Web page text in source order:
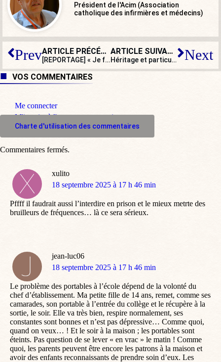
Président de l'Acim (Association
catholique des infirmières et médecins)
Prev ARTICLE PRÉCÉDENT
[REPORTAGE] « Je fais ça pour mes enfants ! » : les Anglais disent non à l’immigration
ARTICLE SUIVANT
Héritage et particule : quand les nobles sont accusés d’ Next
VOS COMMENTAIRES
Me connecter
M'inscrire à l'espace commentaire
Charte d'utilisation des commentaires
xulito
dit
18 septembre 2025 à 17 h 46 min
Pffff il faudrait aussi l’interdire en prison et le mieux metrte des
bruilleurs de fréquences… là ce sera sérieux.
jean-luc06
dit
18 septembre 2025 à 17 h 46 min
Le problème des portables à l’école dépend de la volonté du
chef d’établissement. Ma petite fille de 14 ans, remet, comme ses
camarades, son portable à l’entrée du collège et le récupère à la
sortie, le soir. Elle va très bien, respire normalement, ses
constantes sont bonnes et n’est pas dépressive… Comme quoi,
quand on veux… ! Et le soir à la maison ; les portables sont
éteints. Pas question de se lever « en vrac » le matin ! Comme
quoi, les parents peuvent être encore les patrons à la maison et
avoir des enfants reconnaissants de prendre soin d’eux. Les
Commentaires fermés.